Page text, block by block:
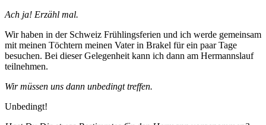
Ach ja! Erzähl mal.
Wir haben in der Schweiz Frühlingsferien und ich werde gemeinsam
mit meinen Töchtern meinen Vater in Brakel für ein paar Tage
besuchen. Bei dieser Gelegenheit kann ich dann am Hermannslauf
teilnehmen.
Wir müssen uns dann unbedingt treffen.
Unbedingt!